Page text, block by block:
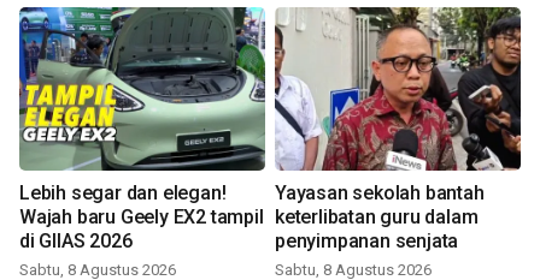
Lebih segar dan elegan!
Wajah baru Geely EX2 tampil
di GIIAS 2026
Sabtu, 8 Agustus 2026
Yayasan sekolah bantah
keterlibatan guru dalam
penyimpanan senjata
Sabtu, 8 Agustus 2026